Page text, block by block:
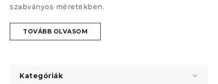
szabványos méretekben.
TOVÁBB OLVASOM
Kategóriák